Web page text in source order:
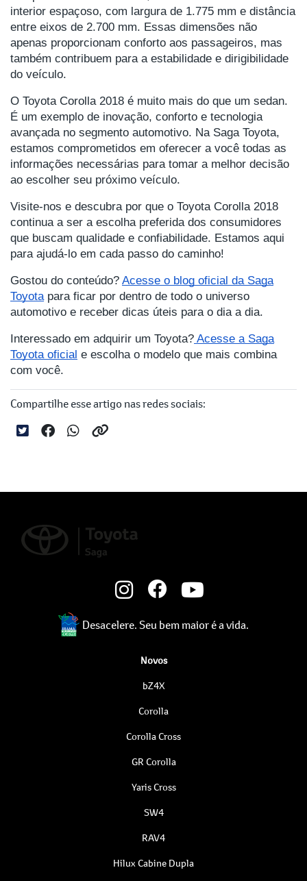
interior espaçoso, com largura de 1.775 mm e distância
entre eixos de 2.700 mm. Essas dimensões não
apenas proporcionam conforto aos passageiros, mas
também contribuem para a estabilidade e dirigibilidade
do veículo.
O Toyota Corolla 2018 é muito mais do que um sedan.
É um exemplo de inovação, conforto e tecnologia
avançada no segmento automotivo. Na Saga Toyota,
estamos comprometidos em oferecer a você todas as
informações necessárias para tomar a melhor decisão
ao escolher seu próximo veículo.
Visite-nos e descubra por que o Toyota Corolla 2018
continua a ser a escolha preferida dos consumidores
que buscam qualidade e confiabilidade. Estamos aqui
para ajudá-lo em cada passo do caminho!
Gostou do conteúdo? Acesse o blog oficial da Saga
Toyotapara ficar por dentro de todo o universo
automotivo e receber dicas úteis para o dia a dia.
Interessado em adquirir um Toyota? Acesse a Saga
Toyota oficial e escolha o modelo que mais combina
com você.
Compartilhe esse artigo nas redes sociais:
Desacelere. Seu bem maior é a vida.
Novos
bZ4X
Corolla
Corolla Cross
GR Corolla
Yaris Cross
SW4
RAV4
Hilux Cabine Dupla